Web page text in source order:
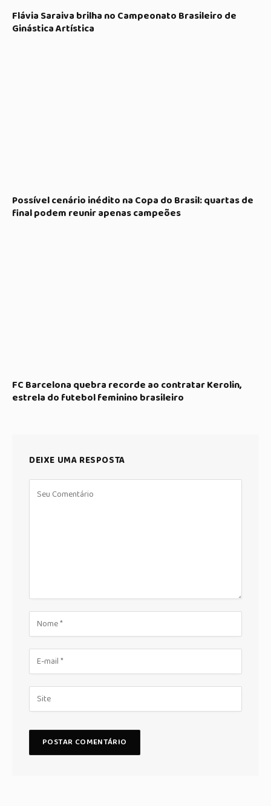
Flávia Saraiva brilha no Campeonato Brasileiro de
Ginástica Artística
Possível cenário inédito na Copa do Brasil: quartas de
final podem reunir apenas campeões
FC Barcelona quebra recorde ao contratar Kerolin,
estrela do futebol feminino brasileiro
DEIXE UMA RESPOSTA